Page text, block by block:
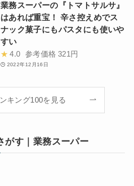
業務スーパーの『トマトサルサ』
はあれば重宝！ 辛さ控えめでス
ナック菓子にもパスタにも使いや
すい
★ 4.0 参考価格 321円
2022年12月16日
キング100を見る
がす｜業務スーパー